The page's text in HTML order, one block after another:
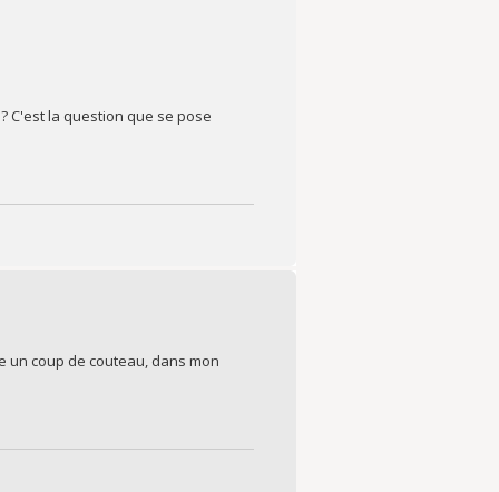
C'est la question que se pose
un coup de couteau, dans mon